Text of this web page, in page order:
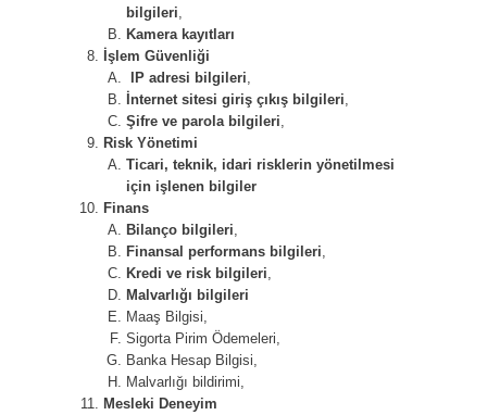
bilgileri,
Kamera kayıtları
İşlem Güvenliği
IP adresi bilgileri,
İnternet sitesi giriş çıkış bilgileri,
Şifre ve parola bilgileri,
Risk Yönetimi
Ticari, teknik, idari risklerin yönetilmesi
için işlenen bilgiler
Finans
Bilanço bilgileri,
Finansal performans bilgileri,
Kredi ve risk bilgileri,
Malvarlığı bilgileri
Maaş Bilgisi,
Sigorta Pirim Ödemeleri,
Banka Hesap Bilgisi,
Malvarlığı bildirimi,
Mesleki Deneyim